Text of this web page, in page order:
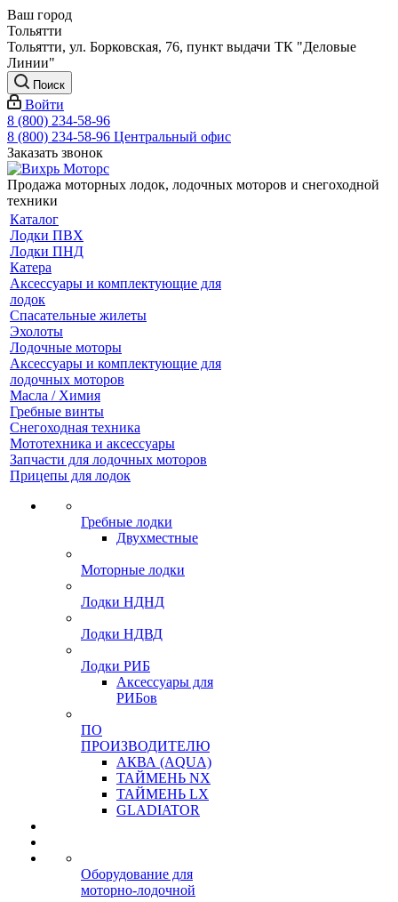
Ваш город
Тольятти
Тольятти, ул. Борковская, 76, пункт выдачи ТК "Деловые
Линии"
Поиск
Войти
8 (800) 234-58-96
8 (800) 234-58-96 Центральный офис
Заказать звонок
Продажа моторных лодок, лодочных моторов и снегоходной
техники
Каталог
Лодки ПВХ
Лодки ПНД
Катера
Аксессуары и комплектующие для
лодок
Спасательные жилеты
Эхолоты
Лодочные моторы
Аксессуары и комплектующие для
лодочных моторов
Масла / Химия
Гребные винты
Снегоходная техника
Мототехника и аксессуары
Запчасти для лодочных моторов
Прицепы для лодок
Гребные лодки
Двухместные
Моторные лодки
Лодки НДНД
Лодки НДВД
Лодки РИБ
Аксессуары для
РИБов
ПО
ПРОИЗВОДИТЕЛЮ
АКВА (AQUA)
ТАЙМЕНЬ NX
ТАЙМЕНЬ LX
GLADIATOR
Оборудование для
моторно-лодочной